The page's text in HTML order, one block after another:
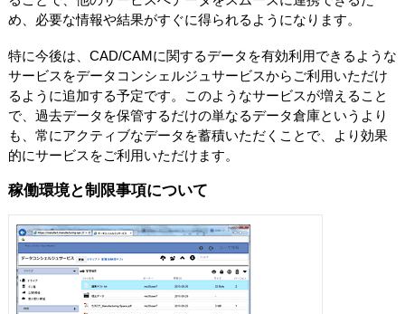
め、必要な情報や結果がすぐに得られるようになります。
特に今後は、CAD/CAMに関するデータを有効利用できるような
サービスをデータコンシェルジュサービスからご利用いただけ
るように追加する予定です。このようなサービスが増えること
で、過去データを保管するだけの単なるデータ倉庫というより
も、常にアクティブなデータを蓄積いただくことで、より効果
的にサービスをご利用いただけます。
稼働環境と制限事項について